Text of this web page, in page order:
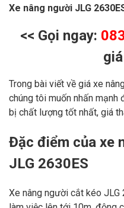
Xe nâng người JLG
<< Gọi ngay:
Trong bài viết về giá xe
chúng tôi muốn nhấn mạnh
bị chất lượng tốt nhất, giá
Đặc điểm của xe
JLG 2630ES
Xe nâng người cắt kéo JLG